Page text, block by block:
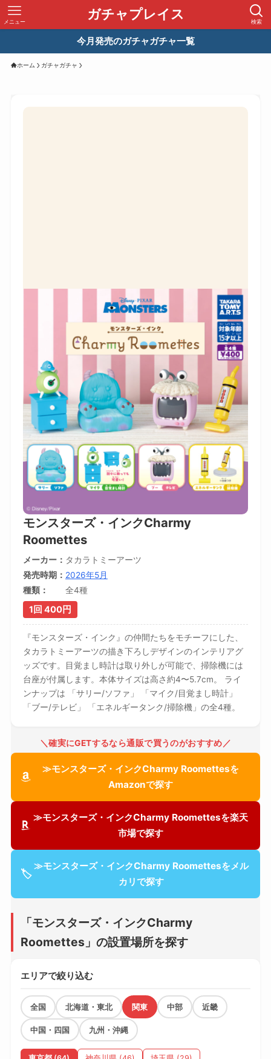
ガチャプレイス 検索
メニュー
今月発売のガチャガチャ一覧
ホーム ガチャガチャ
モンスターズ・インクCharmy
Roomettes
メーカー
タカラトミーアーツ
発売時期
2026年5月
種類
全4種
1回 400円
『モンスターズ・インク』の仲間たちをモチーフにした、
タカラトミーアーツの描き下ろしデザインのインテリアグ
ッズです。目覚まし時計は取り外しが可能で、掃除機には
台座が付属します。本体サイズは高さ約4〜5.7cm。 ライ
ンナップは 「サリー/ソファ」 「マイク/目覚まし時計」
「ブー/テレビ」 「エネルギータンク/掃除機」の全4種。
＼確実にGETするなら通販で買うのがおすすめ／
≫モンスターズ・インクCharmy Roomettesを
Amazonで探す
≫モンスターズ・インクCharmy Roomettesを楽天
市場で探す
🏷
≫モンスターズ・インクCharmy Roomettesをメル
カリで探す
「モンスターズ・インクCharmy
Roomettes」の設置場所を探す
エリアで絞り込む
全国 北海道・東北 関東 中部 近畿
中国・四国 九州・沖縄